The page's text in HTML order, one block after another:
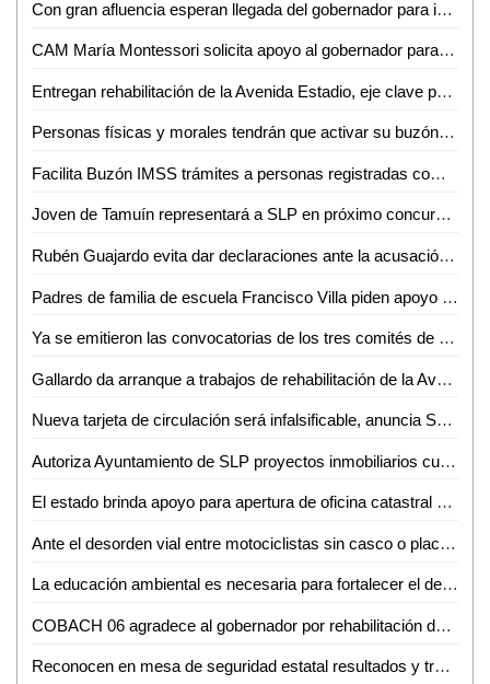
Con gran afluencia esperan llegada del gobernador para inaugurar calle Estadio
CAM María Montessori solicita apoyo al gobernador para rehabilitar aula de usos múltiples
Entregan rehabilitación de la Avenida Estadio, eje clave para Ciudad Valles
Personas físicas y morales tendrán que activar su buzón tributario antes del 31 de diciembre: PRODECON
Facilita Buzón IMSS trámites a personas registradas como patrones
Joven de Tamuín representará a SLP en próximo concurso de ajedrez en Colombia
Rubén Guajardo evita dar declaraciones ante la acusación contra la Guardia Nacional
Padres de familia de escuela Francisco Villa piden apoyo al gobernador ante condiciones precarias
Ya se emitieron las convocatorias de los tres comités de evaluación para que participen interesados en la elección de renovación del Poder Judicial
Gallardo da arranque a trabajos de rehabilitación de la Avenida Santa Rosa en Ciudad Valles
Nueva tarjeta de circulación será infalsificable, anuncia Secretaría de Finanzas
Autoriza Ayuntamiento de SLP proyectos inmobiliarios cuestionados
El estado brinda apoyo para apertura de oficina catastral en Rayón
Ante el desorden vial entre motociclistas sin casco o placas, se impulsa Ley de Seguridad y Movilidad Vial para San Luis Potosí
La educación ambiental es necesaria para fortalecer el desarrollo sostenible: experta de la UASLP
COBACH 06 agradece al gobernador por rehabilitación de vialidades clave para sus alumnos
Reconocen en mesa de seguridad estatal resultados y transición de la Guardia Civil municipal en Soledad